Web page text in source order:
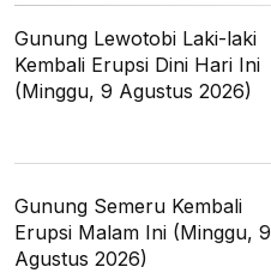
Gunung Lewotobi Laki-laki
Kembali Erupsi Dini Hari Ini
(Minggu, 9 Agustus 2026)
Gunung Semeru Kembali
Erupsi Malam Ini (Minggu, 9
Agustus 2026)